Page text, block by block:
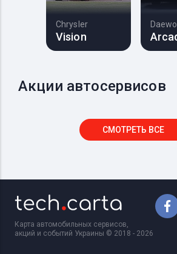
Chrysler
Vision
Акции автосервисов
СМОТРЕТЬ ВСЕ
Карта автомобильных сервисов,
акций и событий Украины © 2018 - 2026